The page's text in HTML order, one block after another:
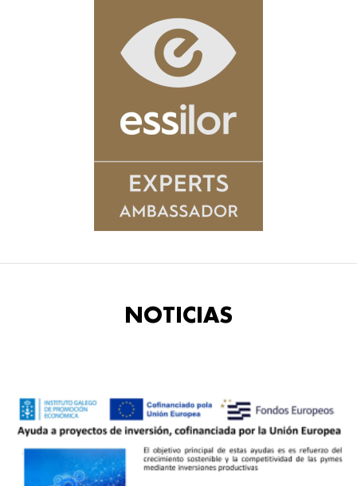
NOTICIAS